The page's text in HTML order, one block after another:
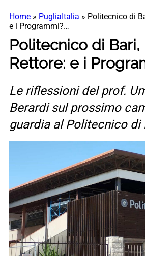
Home » PugliaItalia » Politecnico di
e i Programmi?…
Politecnico di Bari,
Rettore: e i
Le riflessioni del prof.
Berardi sul prossimo
guardia al Politecnico di